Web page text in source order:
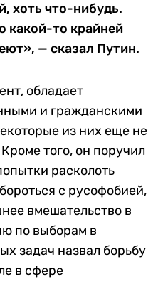
хоть что-нибудь.
какой-то крайней
— сказал Путин.
обладает
и гражданскими
из них еще не
того, он поручил
расколоть
с русофобией,
вмешательство в
по выборам в
задач назвал борьбу
в сфере